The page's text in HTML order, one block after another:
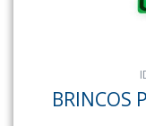
BRINCOS